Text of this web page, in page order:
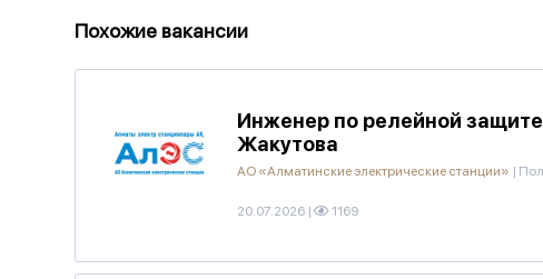
Похожие вакансии
Инженер по релейной
Жакутова
АО «Алматинские электрические станции» |
20.07.2026 | 1169